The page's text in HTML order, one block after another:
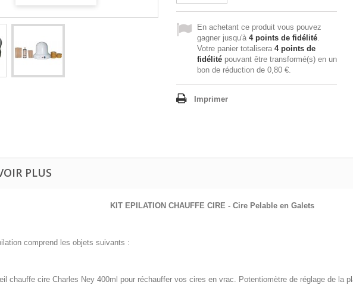
En achetant ce produit vous pouvez
gagner jusqu'à 4points de fidélité.
Votre panier totalisera 4points de
fidélité pouvant être transformé(s) en un
bon de réduction de 0,80 €.
Imprimer
PLUS
KIT EPILATION CHAUFFE CIRE - Cire Pelable en Galets
comprend les objets suivants :
chauffe cire Charles Ney 400ml pour réchauffer vos cires en vrac. Potentiomètre de réglage de la